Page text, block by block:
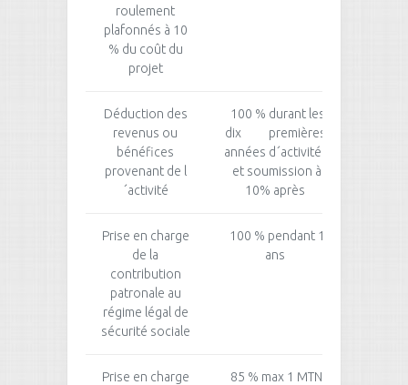
roulement
plafonnés à 10
% du coût du
projet
Déduction des
revenus ou
bénéfices
provenant de l
´activité
100 % durant les
dix premières
années d´activité
et soumission à
10% après
Prise en charge
de la
contribution
patronale au
régime légal de
sécurité sociale
100 % pendant 10
ans
Prise en charge
85 % max 1 MTND